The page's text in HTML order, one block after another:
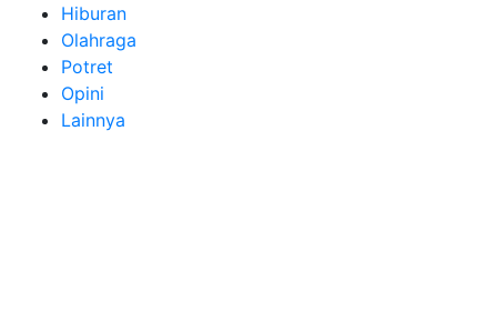
Hiburan
Olahraga
Potret
Opini
Lainnya